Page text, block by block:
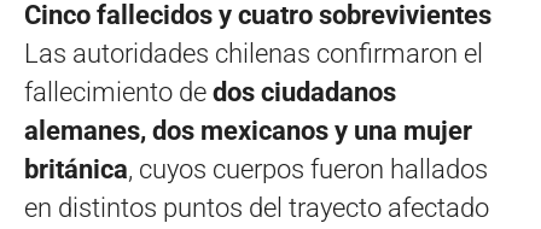
Cinco fallecidos y cuatro sobrevivientes
Las autoridades chilenas confirmaron el
fallecimiento de dos ciudadanos
alemanes, dos mexicanos y una mujer
británica, cuyos cuerpos fueron hallados
en distintos puntos del trayecto afectado